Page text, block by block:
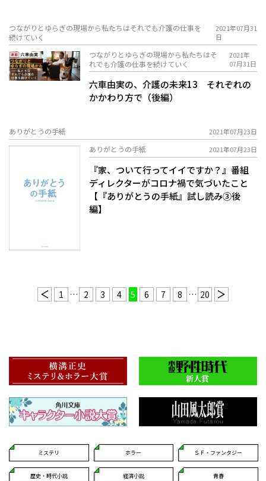
つながりとゆらぎの現場から――私たちはそれでも介護の仕事を
続けていく
2021年07月31
日
つながりとゆらぎの現場から――私たちはそ
れでも介護の仕事を続けていく
2021年
07月31日
六車由実の、介護の未来13 それぞれの
かかわり方で（後編）
ありがとうの手紙 2021年07月23日
ありがとうの手紙 2021年07月23日
『家、ついて行ってイイですか？』番組
ディレクターがコロナ禍で気づいたこと
【『ありがとうの手紙』試し読み③後
編】
1 … 2 3 4 5 6 7 8 … 20
ミステリ ホラー ＳＦ・ファンタジー
歴史・時代小説 経済小説 青春